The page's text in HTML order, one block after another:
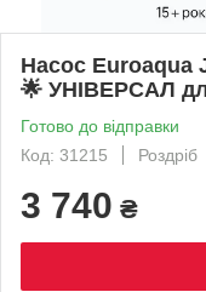
Насос Euroaqua
🌟 УНІВЕРСАЛ
Готово до відправки
Код: 31215
Роздріб
3 740 ₴